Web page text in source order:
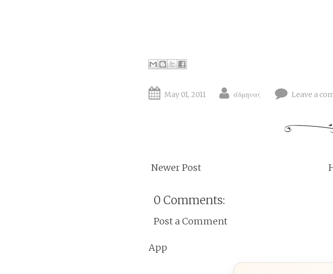
May 01, 2011 άδμηνας Leave a
Newer Post
0 Comments:
Post a Comment
App